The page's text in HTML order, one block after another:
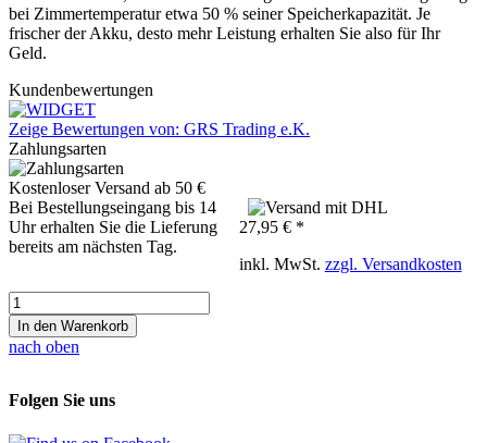
bei Zimmertemperatur etwa 50 % seiner Speicherkapazität. Je
frischer der Akku, desto mehr Leistung erhalten Sie also für Ihr
Geld.
Kundenbewertungen
Zeige Bewertungen von: GRS Trading e.K.
Zahlungsarten
Kostenloser Versand ab 50 €
Bei Bestellungseingang bis 14
Uhr erhalten Sie die Lieferung
bereits am nächsten Tag.
27,95 € *
inkl. MwSt. zzgl. Versandkosten
In den Warenkorb
nach oben
Folgen Sie uns